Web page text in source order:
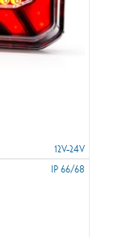
12V-24V
IP 66/68